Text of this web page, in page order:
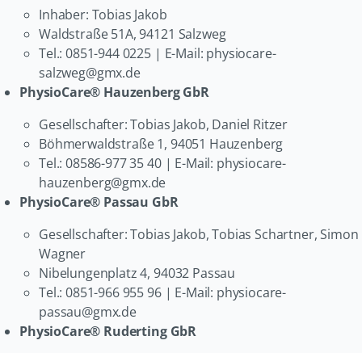
Inhaber: Tobias Jakob
Waldstraße 51A, 94121 Salzweg
Tel.: 0851-944 0225 | E-Mail: physiocare-
salzweg@gmx.de
PhysioCare® Hauzenberg GbR
Gesellschafter: Tobias Jakob, Daniel Ritzer
Böhmerwaldstraße 1, 94051 Hauzenberg
Tel.: 08586-977 35 40| E-Mail: physiocare-
hauzenberg@gmx.de
PhysioCare® Passau GbR
Gesellschafter: Tobias Jakob, Tobias Schartner, Simon
Wagner
Nibelungenplatz 4, 94032 Passau
Tel.: 0851-966 955 96| E-Mail: physiocare-
passau@gmx.de
PhysioCare® Ruderting GbR